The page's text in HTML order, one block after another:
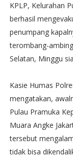
KPLP, Kelurahan
berhasil
penumpang
terombang-
Selatan, Minggu
Kasie Humas
mengatakan,
Pulau Pramuka
Muara Angke
tersebut
tidak bisa